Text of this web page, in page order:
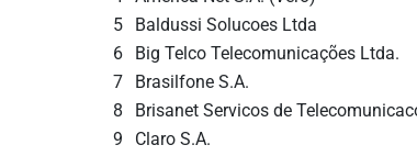
5
Baldussi Solucoes Ltda
6
Big Telco Telecomunicações Ltda.
7
Brasilfone S.A.
8
Brisanet Servicos de
9
Claro S.A.